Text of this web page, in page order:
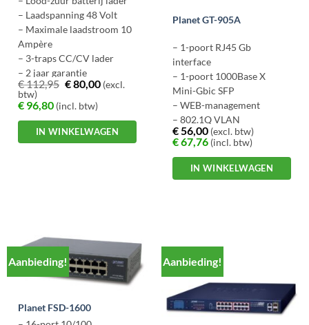
– Laadspanning 48 Volt
– Maximale laadstroom 10
Ampère
– 3-traps CC/CV lader
– 2 jaar garantie
€112,95 €80,00(excl.
btw)
€ 96,80 (incl. btw)
IN WINKELWAGEN
Planet GT-905A
– 1-poort RJ45 Gb
interface
– 1-poort 1000Base X
Mini-Gbic SFP
– WEB-management
– 802.1Q VLAN
– Media converter
€ 56,00 (excl. btw)
€67,76 (incl. btw)
IN WINKELWAGEN
Aanbieding!
Planet FSD-1600
Aanbieding!